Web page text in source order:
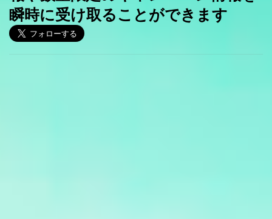
瞬時に受け取ることができます